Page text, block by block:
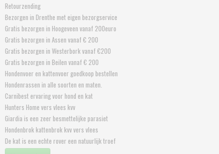
Retourzending
Bezorgen in Drenthe met eigen bezorgservice
Gratis bezorgen in Hoogeveen vanaf 200euro
Gratis bezorgen in Assen vanaf € 200
Gratis bezorgen in Westerbork vanaf €200
Gratis bezorgen in Beilen vanaf € 200
Hondenvoer en kattenvoer goedkoop bestellen
Hondenrassen in alle soorten en maten.
Carnibest ervaring voor hond en kat
Hunters Home vers vlees kvv
Giardia is een zeer besmettelijke parasiet
Hondenbrok kattenbrok kvv vers vlees
De kat is een echte rover een natuurlijk troef